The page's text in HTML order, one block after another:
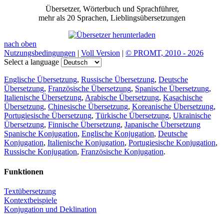
Übersetzer, Wörterbuch und Sprachführer,
mehr als 20 Sprachen, Lieblingsübersetzungen
nach oben
Nutzungsbedingungen | Voll Version | © PROMT, 2010 - 2026
Select a language
Englische Übersetzung, Russische Übersetzung, Deutsche
Übersetzung, Französische Übersetzung, Spanische Übersetzung,
Italienische Übersetzung, Arabische Übersetzung, Kasachische
Übersetzung, Chinesische Übersetzung, Koreanische Übersetzung,
Portugiesische Übersetzung, Türkische Übersetzung, Ukrainische
Übersetzung, Finnische Übersetzung, Japanische Übersetzung
Spanische Konjugation, Englische Konjugation, Deutsche
Konjugation, Italienische Konjugation, Portugiesische Konjugation,
Russische Konjugation, Französische Konjugation.
Funktionen
Textübersetzung
Kontextbeispiele
Konjugation und Deklination